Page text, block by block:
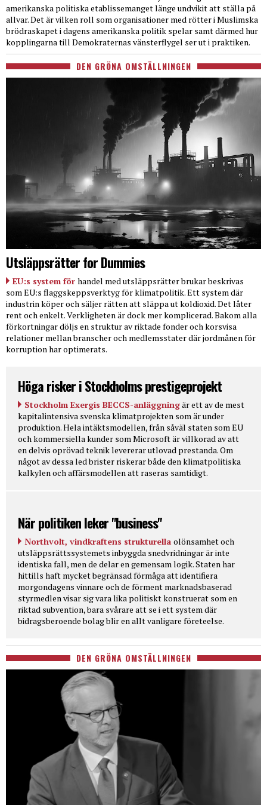
amerikanska politiska etablissemanget länge undvikit att ställa på
allvar. Det är vilken roll som organisationer med rötter i Muslimska
brödraskapet i dagens amerikanska politik spelar samt därmed hur
kopplingarna till Demokraternas vänsterflygel ser ut i praktiken.
DEN GRÖNA OMSTÄLLNINGEN
Utsläppsrätter for Dummies
EU:s system för handel med utsläppsrätter brukar beskrivas
som EU:s flaggskeppsverktyg för klimatpolitik. Ett system där
industrin köper och säljer rätten att släppa ut koldioxid. Det låter
rent och enkelt. Verkligheten är dock mer komplicerad. Bakom alla
förkortningar döljs en struktur av riktade fonder och korsvisa
relationer mellan branscher och medlemsstater där jordmånen för
korruption har optimerats.
Höga risker i Stockholms prestigeprojekt
Stockholm Exergis BECCS-anläggningär ett av de mest
kapitalintensiva svenska klimatprojekten som är under
produktion. Hela intäktsmodellen, från såväl staten som EU
och kommersiella kunder som Microsoft är villkorad av att
en delvis oprövad teknik levererar utlovad prestanda. Om
något av dessa led brister riskerar både den klimatpolitiska
kalkylen och affärsmodellen att raseras samtidigt.
När politiken leker "business"
Northvolt, vindkraftens strukturella olönsamhet och
utsläppsrättssystemets inbyggda snedvridningar är inte
identiska fall, men de delar en gemensam logik. Staten har
hittills haft mycket begränsad förmåga att identifiera
morgondagens vinnare och de förment marknadsbaserad
styrmedlen visar sig vara lika politiskt konstruerat som en
riktad subvention, bara svårare att se i ett system där
bidragsberoende bolag blir en allt vanligare företeelse.
DEN GRÖNA OMSTÄLLNINGEN